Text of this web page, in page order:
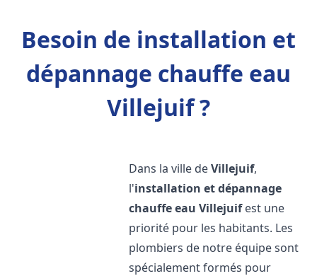
Besoin de installation et
dépannage chauffe eau
Villejuif ?
Dans la ville deVillejuif,
l'installation et dépannage
chauffe eau Villejuifest une
priorité pour les habitants. Les
plombiers de notre équipe sont
spécialement formés pour